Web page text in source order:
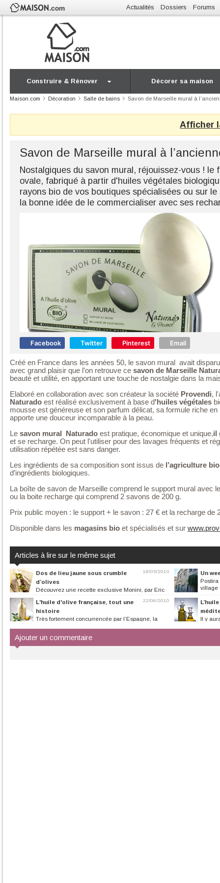
Actualités Dossiers Forums
Construire & Rénover Décorer sa maison
Maison.com Décoration Salle de bains Savon de Marseille mural à
Afficher
Savon de Marseille mural à
Nostalgiques du savon mural, réjouissez-vous ! le
ovale, fabriqué à partir d'huiles végétales
rayons bio de vos boutiques spécialisées ou sur
la bonne idée de le commercialiser avec ses
Facebook Twitter Pinterest Email
Créé en France dans les années 50, le savon mural avait
avec grand plaisir que l’on retrouve ce savon de Marseille
beauté et utilité, en apportant une touche de nostalgie dans la
Elaboré en collaboration avec son créateur la société Provendi,
Naturado est réalisé exclusivement à base d'huiles végétales
mousse est généreuse et son parfum délicat, sa formule riche en
apporte une douceur incomparable à la peau.
Le savon mural Naturado est pratique, économique et unique,il
et se recharge. On peut l'utiliser pour des lavages fréquents et
utilisation répétée est sans danger.
Les ingrédients de sa composition sont issus de l’agriculture
d’ingrédients biologiques.
La boîte de savon de Marseille comprend le support mural avec
ou la boite recharge qui comprend 2 savons de 200 g.
Prix public moyen : le support + le savon : 27 € et la recharge de
Disponible dans les magasins bio et spécialisés et sur
Articles à lire sur le même sujet
18/05/2010
Dos de lieu jaune sous crumble
d’olives
Découvrez une recette exclusive Monini, par Eric
Reithler
Un
village
22/06/2010
L'huile d'olive française, tout une
histoire
Très fortement concurrencée par l’Espagne, la
Il y
Ajouter un commentaire